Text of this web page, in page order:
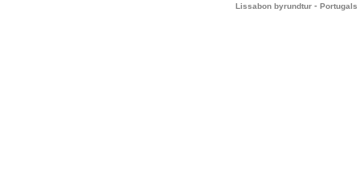
Lissabon byrundtur - Portugals